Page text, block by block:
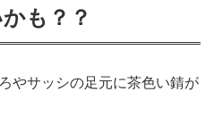
も？？
やサッシの足元に茶色い錆が